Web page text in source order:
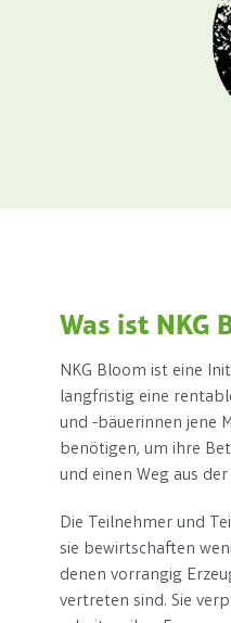
Was ist NKG
NKG Bloom ist eine
langfristig eine
und -bäuerinnen jene
benötigen, um ihre
und einen Weg aus
Die Teilnehmer und
sie bewirtschaften
denen vorrangig
vertreten sind. Sie